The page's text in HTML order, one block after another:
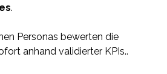
.
Personas bewerten die
anhand validierter KPIs..